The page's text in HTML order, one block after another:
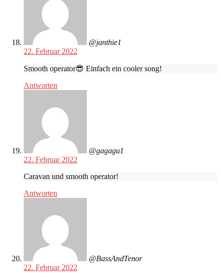
@janthie1
22. Februar 2022
Smooth operator😎 Einfach ein cooler song!
Antworten
@gagagu1
22. Februar 2022
Caravan und smooth operator!
Antworten
@BassAndTenor
22. Februar 2022